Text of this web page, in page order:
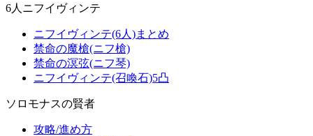
6人ニフイヴィンテ
ニフイヴィンテ(6人)まとめ
禁命の魔槍(ニフ槍)
禁命の溟弦(ニフ琴)
ニフイヴィンテ(召喚石)5凸
ソロモナスの賢者
攻略/進め方